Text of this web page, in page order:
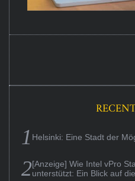
Helsinki: Eine Stadt der
[Anzeige] Wie Intel vPro
unterstützt: Ein Blick auf